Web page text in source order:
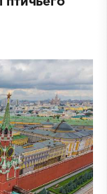
птичьего